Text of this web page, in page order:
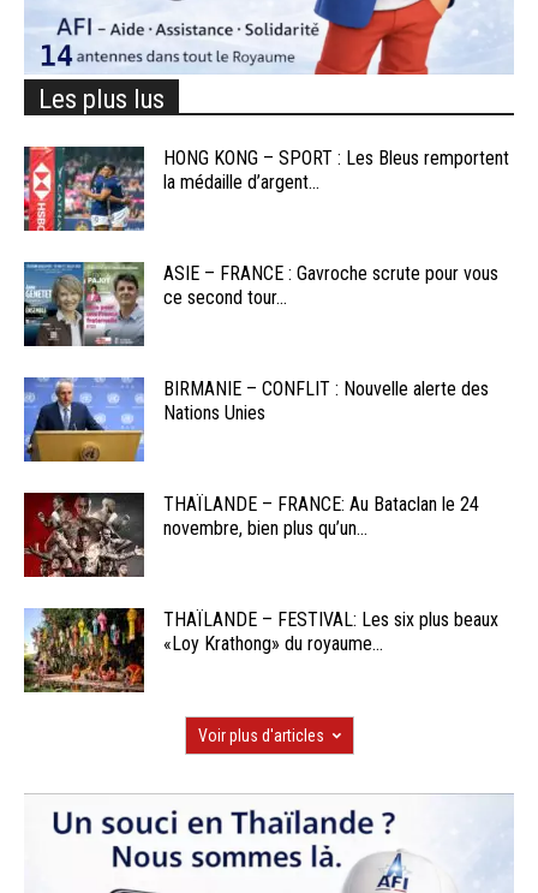
Les plus lus
HONG KONG – SPORT : Les Bleus remportent
la médaille d’argent...
ASIE – FRANCE : Gavroche scrute pour vous
ce second tour...
BIRMANIE – CONFLIT : Nouvelle alerte des
Nations Unies
THAÏLANDE – FRANCE: Au Bataclan le 24
novembre, bien plus qu’un...
THAÏLANDE – FESTIVAL: Les six plus beaux
«Loy Krathong» du royaume...
Voir plus d'articles